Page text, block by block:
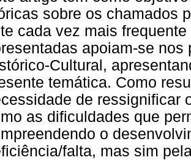
sobre os chamados
cada vez mais
apoiam-se
Cultural,
temática. Como
de ressignificar
as dificuldades que
o
falta, mas sim